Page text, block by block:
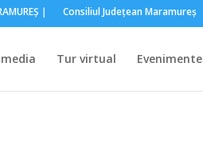
｜ Consiliul Judeţean Maramureş
Tur virtual Evenimente